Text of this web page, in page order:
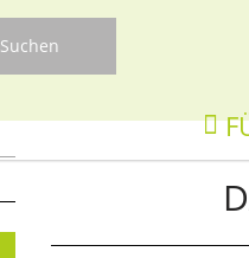
überspringen
überspringen
Suchen